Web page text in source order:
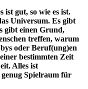
ist gut, so wie es ist.
Universum. Es gibt
gibt einen Grund,
treffen, warum
oder Beruf(ung)en
bestimmten Zeit
Alles ist
Spielraum für